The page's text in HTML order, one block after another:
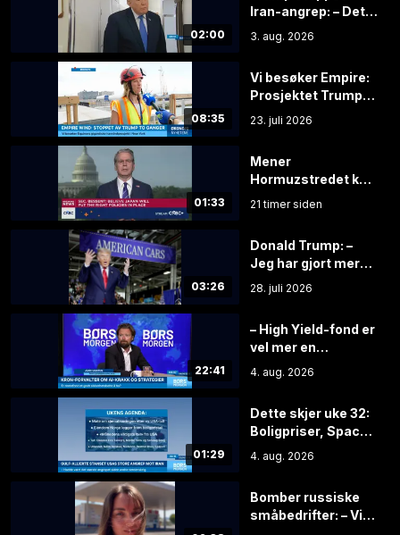
02:00
Iran-angrep: – Det
største angrepet
siden andre
3. aug. 2026
08:35
Vi besøker Empire:
Prosjektet Trump
hater
23. juli 2026
01:33
Mener
Hormuzstredet kan
åpne for fullt innen
21 timer siden
03:26
Donald Trump: –
Jeg har gjort mer
for dere enn
foreldrene deres
28. juli 2026
22:41
– High Yield-fond er
vel mer en
sikkerhetsstropp
enn et
4. aug. 2026
01:29
Dette skjer uke 32:
Boligpriser, SpaceX
og månedens
viktigste tall
4. aug. 2026
Bomber russiske
småbedrifter: – Vi